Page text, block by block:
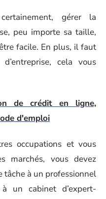
gérer la
peu importe sa taille,
facile. En plus, il faut
cela vous
de crédit en ligne,
d'emploi
occupations et vous
marchés, vous devez
tâche à un professionnel
un cabinet d’expert-